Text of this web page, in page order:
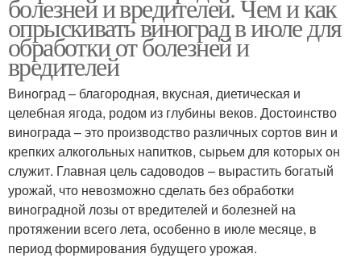
болезней и вредителей. Чем и как
опрыскивать виноград в июле для
обработки от болезней и
вредителей
Виноград – благородная, вкусная, диетическая и
целебная ягода, родом из глубины веков. Достоинство
винограда – это производство различных сортов вин и
крепких алкогольных напитков, сырьем для которых он
служит. Главная цель садоводов – вырастить богатый
урожай, что невозможно сделать без обработки
виноградной лозы от вредителей и болезней на
протяжении всего лета, особенно в июле месяце, в
период формирования будущего урожая.